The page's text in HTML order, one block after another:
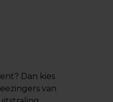
Dan kies
van